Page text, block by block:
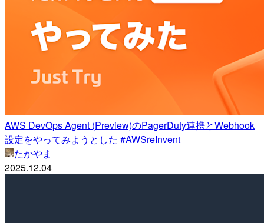
AWS DevOps Agent (Preview)のPagerDuty連携とWebhook
設定をやってみようとした #AWSreInvent
たかやま
2025.12.04